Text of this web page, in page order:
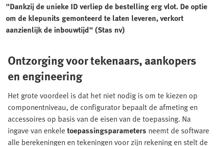
"Dankzij de unieke ID verliep de bestelling erg vlot. De optie
om de klepunits gemonteerd te laten leveren, verkort
aanzienlijk de inbouwtijd" (Stas nv)
Ontzorging voor tekenaars, aankopers
en engineering
Het grote voordeel is dat het niet nodig is om te kiezen op
componentniveau, de configurator bepaalt de afmeting en
accessoires op basis van de eisen van de toepassing. Na
ingave van enkeletoepassingsparameters neemt de software
alle berekeningen en tekeningen voor zijn rekening en stelt de